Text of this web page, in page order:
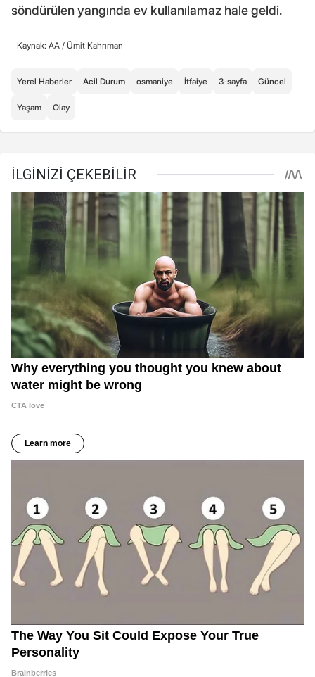
söndürülen yangında ev kullanılamaz hale geldi.
Kaynak: AA / Ümit Kahrıman
Yerel Haberler Acil Durum osmaniye İtfaiye 3-sayfa Güncel
Yaşam Olay